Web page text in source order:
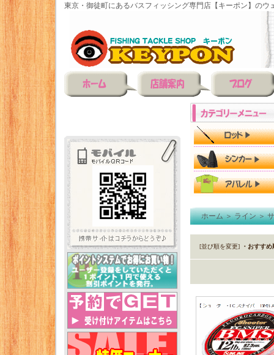
東京・御徒町にあるバスフィッシング専門店【キーポン】のウ
ホーム＞ライン＞
[並び順を変更] ・おすすめ